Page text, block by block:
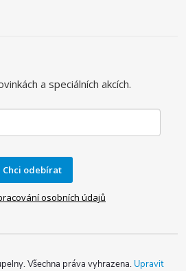
a speciálních akcích.
Chci odebírat
osobních údajů
. Všechna práva vyhrazena. Upravit